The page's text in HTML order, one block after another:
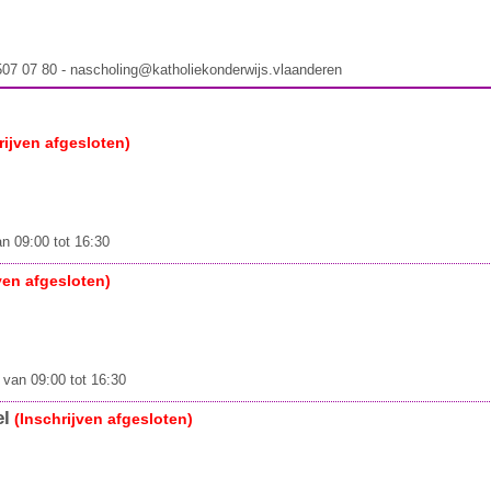
07 80 - nascholing@katholiekonderwijs.vlaanderen
afgesloten)
09:00 tot 16:30
afgesloten)
09:00 tot 16:30
(Inschrijven afgesloten)